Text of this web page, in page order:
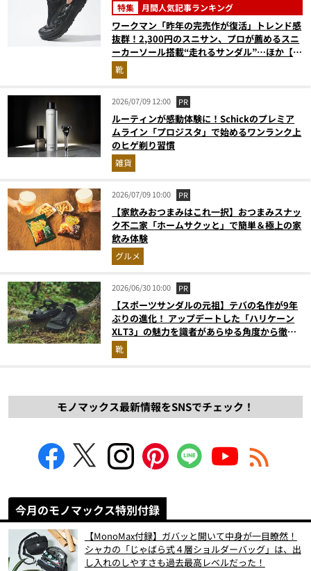
特集 月間人気記事ランキング
ワークマン「昨年の完売作が復活」トレンド感
抜群！2,300円のスニサン、プロが薦めるスニ
ーカーソール搭載“走れるサンダル”…ほか【夏
シューズの人気記事ランキングベスト3】
（2026年6月版）
靴
2026/07/09 12:00 PR
ルーティンが感動体験に！Schickのプレミア
ムライン「プロジスタ」で始めるワンランク上
のヒゲ剃り習慣
雑貨
2026/07/09 10:00 PR
【家飲みおつまみはこれ一択】おつまみスナッ
ク不二家「ホームサクッと」で簡単＆極上の家
飲み体験
グルメ
2026/06/30 10:00 PR
【スポーツサンダルの元祖】テバの名作が9年
ぶりの進化！ アップデートした「ハリケーン
XLT3」の魅力を識者があらゆる角度から徹底
解説！
靴
モノマックス最新情報をSNSでチェック！
今月のモノマックス特別付録
【MonoMax付録】ガバッと開いて中身が一目瞭然！
シャカの「じゃばら式４層ショルダーバッグ」は、出
し入れのしやすさも過去最高レベルだった！